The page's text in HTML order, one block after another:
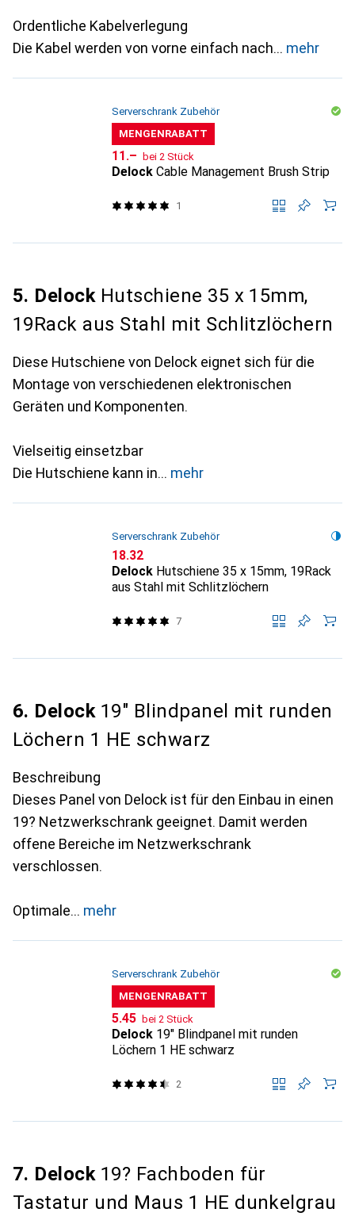
Ordentliche Kabelverlegung
Die Kabel werden von vorne einfach nach
mehr
Serverschrank Zubehör
MENGENRABATT
CHF
11.– bei 2 Stück
Delock Cable Management Brush Strip
1
5. DelockHutschiene 35 x 15mm,
19Rack aus Stahl mit Schlitzlöchern
Diese Hutschiene von Delock eignet sich für die
Montage von verschiedenen elektronischen
Geräten und Komponenten.
Vielseitig einsetzbar
Die Hutschiene kann in
mehr
Serverschrank Zubehör
CHF
18.32
Delock Hutschiene 35 x 15mm, 19Rack
aus Stahl mit Schlitzlöchern
7
6. Delock19" Blindpanel mit runden
Löchern 1 HE schwarz
Beschreibung
Dieses Panel von Delock ist für den Einbau in einen
19? Netzwerkschrank geeignet. Damit werden
offene Bereiche im Netzwerkschrank
verschlossen.
Optimale mehr
Serverschrank Zubehör
MENGENRABATT
CHF
5.45 bei 2 Stück
Delock 19" Blindpanel mit runden
Löchern 1 HE schwarz
2
7. Delock19? Fachboden für
Tastatur und Maus 1 HE dunkelgrau